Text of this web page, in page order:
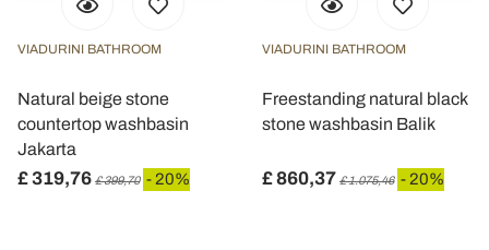
VIADURINI BATHROOM
Natural beige stone
countertop washbasin
Jakarta
£ 319,76 £ 399,70 - 20%
VIADURINI BATHROOM
Freestanding natural black
stone washbasin Balik
£ 860,37 £ 1.075,46 - 20%